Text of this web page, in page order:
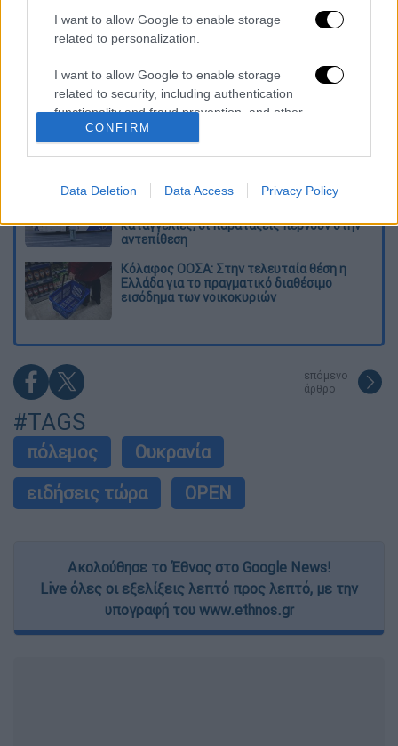
I want to allow Google to enable storage
related to personalization.
I want to allow Google to enable storage
related to security, including authentication
functionality and fraud prevention, and other
user protection.
CONFIRM
Data Deletion Data Access Privacy Policy
Διαβάστε ακόμη
λίγες ώρες - Γιατί προβληματίζονται οι
επιστήμονες
Σαν το τρομακτικό It: 15χρονο ντυμένος
κλόουν μαχαίρωσε μέχρι θανάτου
ηλικιωμένο - Τον κατέγραψε κάμερα
«Πόλεμος» για τους χρόνους των
καταγγελίες, οι παρατάξεις περνούν στην
αντεπίθεση
Κόλαφος ΟΟΣΑ: Στην τελευταία θέση η
Ελλάδα για το πραγματικό διαθέσιμο
εισόδημα των νοικοκυριών
επόμενο
άρθρο
#TAGS
πόλεμος
Ουκρανία
ειδήσεις τώρα
OPEN
Ακολούθησε το Έθνος στο Google News!
Live όλες οι εξελίξεις λεπτό προς λεπτό, με την
υπογραφή του www.ethnos.gr